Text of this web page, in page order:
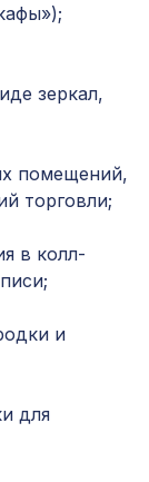
,
127 ₽
3507 ₽
зеркал,
помещений,
торговли;
в колл-
и
для